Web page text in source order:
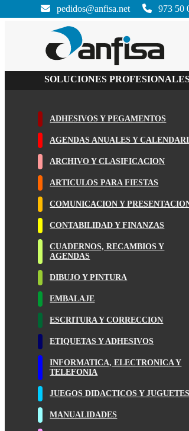
SOLUCIONES
pedidos@anfisa.net 973 50
ADHESIVOS Y PEGAMENTOS
AGENDAS ANUALES Y
ARCHIVO Y CLASIFICACION
ARTICULOS PARA FIESTAS
COMUNICACION Y
CONTABILIDAD Y FINANZAS
CUADERNOS, RECAMBIOS Y
AGENDAS
DIBUJO Y PINTURA
EMBALAJE
ESCRITURA Y CORRECCION
ETIQUETAS Y ADHESIVOS
INFORMATICA, ELECTRONICA Y
TELEFONIA
JUEGOS DIDACTICOS Y JUGUETES
MANUALIDADES